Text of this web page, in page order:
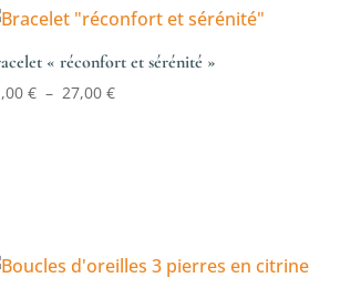
« réconfort et sérénité »
€ – 27,00 €Plage